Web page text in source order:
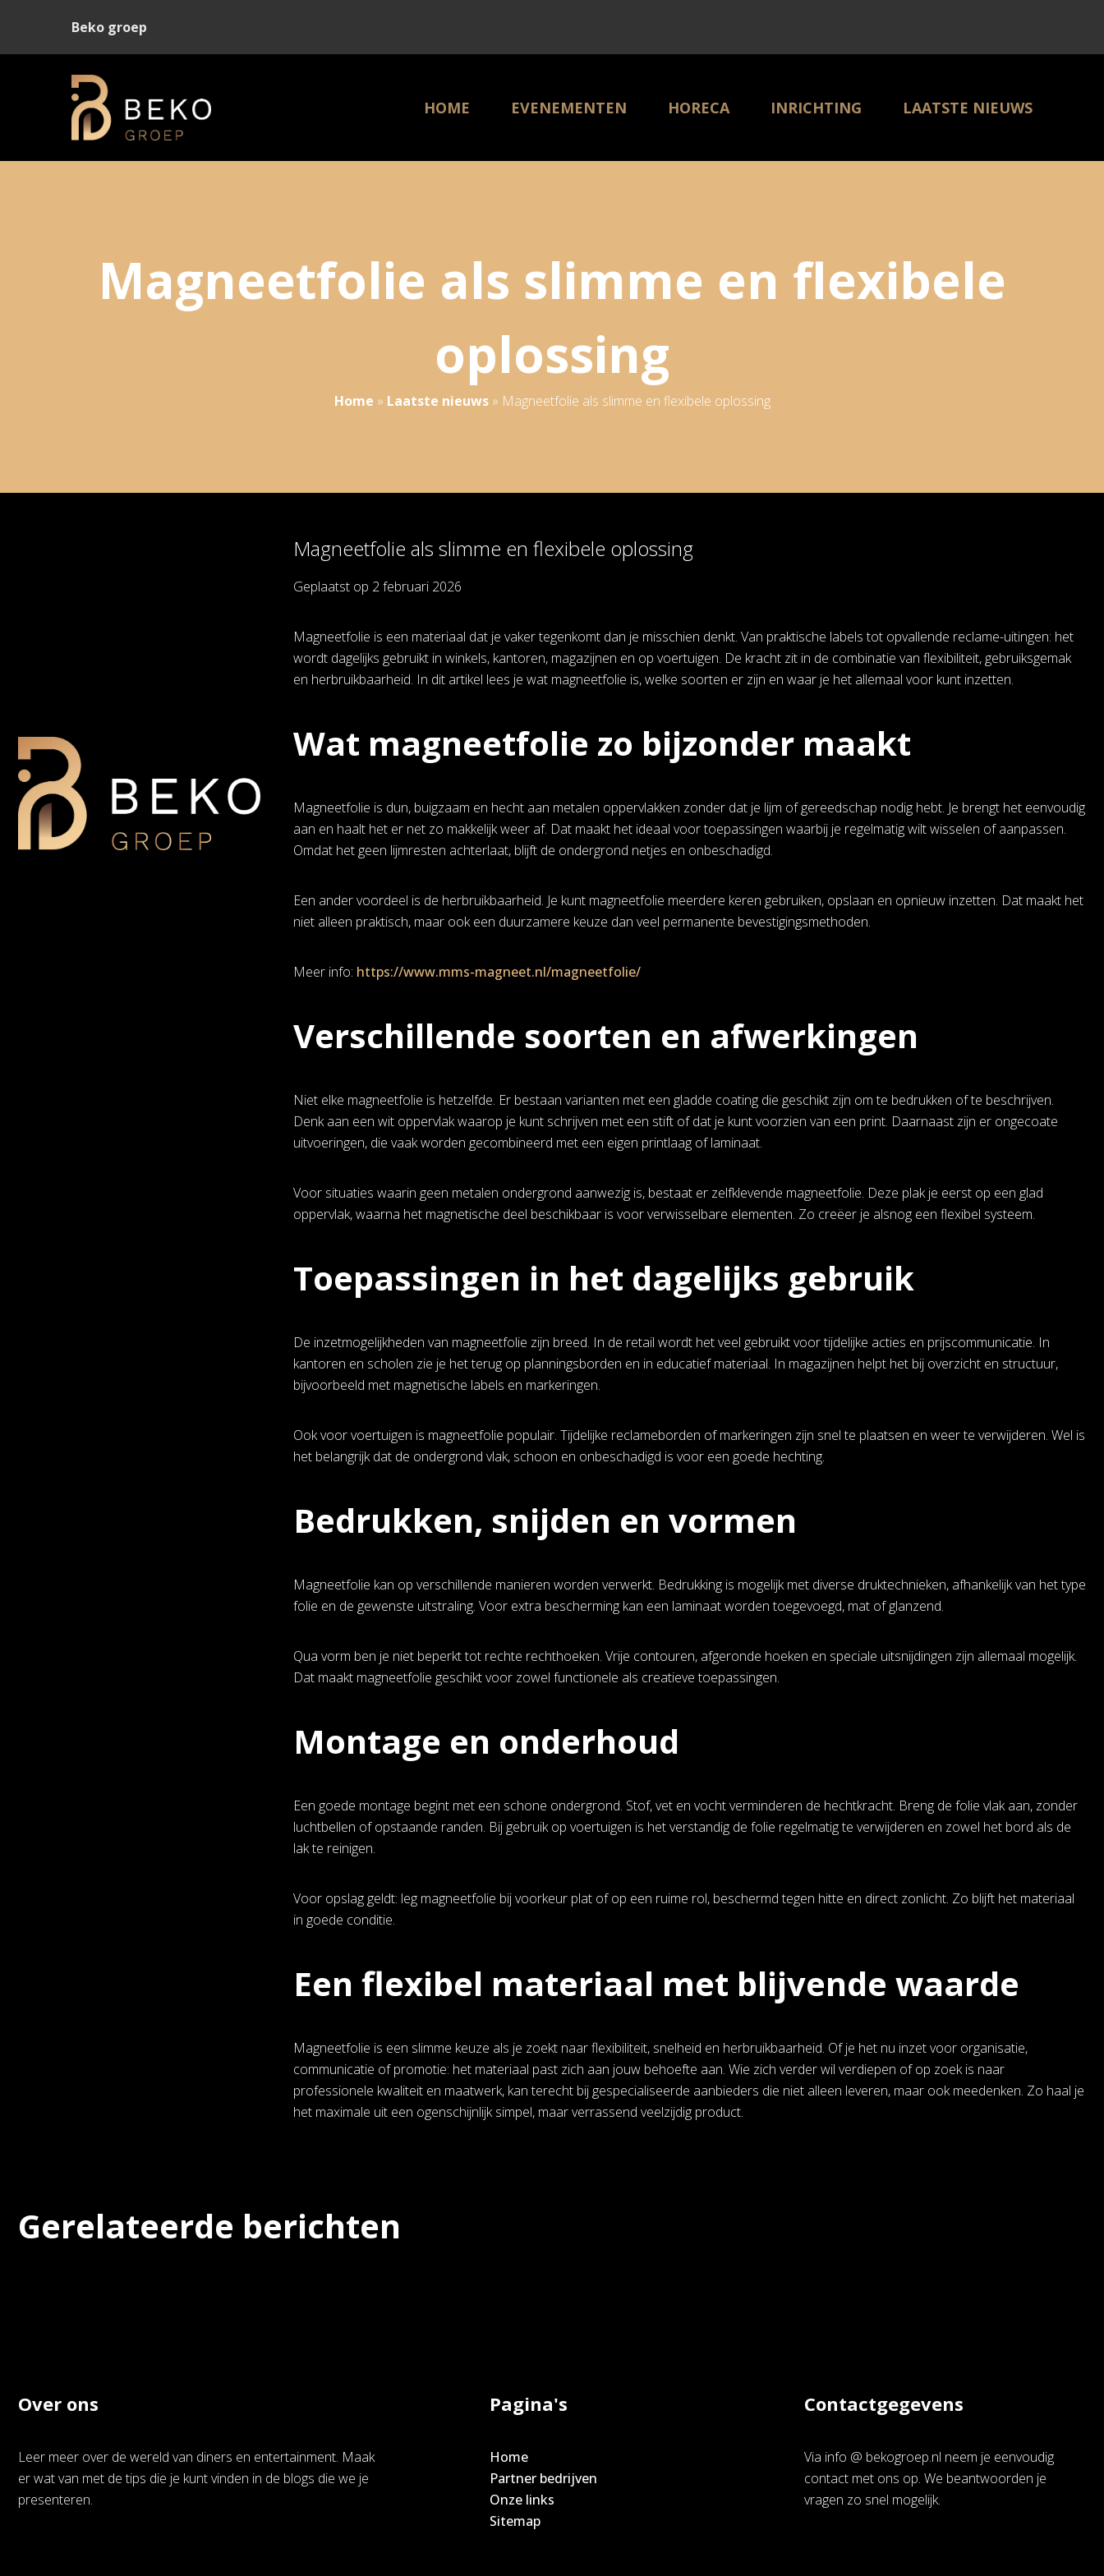
Beko groep
HOME EVENEMENTEN HORECA INRICHTING LAATSTE NIEUWS
Magneetfolie als slimme en flexibele
oplossing
Home » Laatste nieuws» Magneetfolie als slimme en flexibele oplossing
Magneetfolie als slimme en flexibele oplossing
Geplaatst op 2 februari 2026
Magneetfolie is een materiaal dat je vaker tegenkomt dan je misschien denkt. Van praktische labels tot opvallende reclame-uitingen: het
wordt dagelijks gebruikt in winkels, kantoren, magazijnen en op voertuigen. De kracht zit in de combinatie van flexibiliteit, gebruiksgemak
en herbruikbaarheid. In dit artikel lees je wat magneetfolie is, welke soorten er zijn en waar je het allemaal voor kunt inzetten.
Wat magneetfolie zo bijzonder maakt
Magneetfolie is dun, buigzaam en hecht aan metalen oppervlakken zonder dat je lijm of gereedschap nodig hebt. Je brengt het eenvoudig
aan en haalt het er net zo makkelijk weer af. Dat maakt het ideaal voor toepassingen waarbij je regelmatig wilt wisselen of aanpassen.
Omdat het geen lijmresten achterlaat, blijft de ondergrond netjes en onbeschadigd.
Een ander voordeel is de herbruikbaarheid. Je kunt magneetfolie meerdere keren gebruiken, opslaan en opnieuw inzetten. Dat maakt het
niet alleen praktisch, maar ook een duurzamere keuze dan veel permanente bevestigingsmethoden.
Meer info: https://www.mms-magneet.nl/magneetfolie/
Verschillende soorten en afwerkingen
Niet elke magneetfolie is hetzelfde. Er bestaan varianten met een gladde coating die geschikt zijn om te bedrukken of te beschrijven.
Denk aan een wit oppervlak waarop je kunt schrijven met een stift of dat je kunt voorzien van een print. Daarnaast zijn er ongecoate
uitvoeringen, die vaak worden gecombineerd met een eigen printlaag of laminaat.
Voor situaties waarin geen metalen ondergrond aanwezig is, bestaat er zelfklevende magneetfolie. Deze plak je eerst op een glad
oppervlak, waarna het magnetische deel beschikbaar is voor verwisselbare elementen. Zo creëer je alsnog een flexibel systeem.
Toepassingen in het dagelijks gebruik
De inzetmogelijkheden van magneetfolie zijn breed. In de retail wordt het veel gebruikt voor tijdelijke acties en prijscommunicatie. In
kantoren en scholen zie je het terug op planningsborden en in educatief materiaal. In magazijnen helpt het bij overzicht en structuur,
bijvoorbeeld met magnetische labels en markeringen.
Ook voor voertuigen is magneetfolie populair. Tijdelijke reclameborden of markeringen zijn snel te plaatsen en weer te verwijderen. Wel is
het belangrijk dat de ondergrond vlak, schoon en onbeschadigd is voor een goede hechting.
Bedrukken, snijden en vormen
Magneetfolie kan op verschillende manieren worden verwerkt. Bedrukking is mogelijk met diverse druktechnieken, afhankelijk van het type
folie en de gewenste uitstraling. Voor extra bescherming kan een laminaat worden toegevoegd, mat of glanzend.
Qua vorm ben je niet beperkt tot rechte rechthoeken. Vrije contouren, afgeronde hoeken en speciale uitsnijdingen zijn allemaal mogelijk.
Dat maakt magneetfolie geschikt voor zowel functionele als creatieve toepassingen.
Montage en onderhoud
Een goede montage begint met een schone ondergrond. Stof, vet en vocht verminderen de hechtkracht. Breng de folie vlak aan, zonder
luchtbellen of opstaande randen. Bij gebruik op voertuigen is het verstandig de folie regelmatig te verwijderen en zowel het bord als de
lak te reinigen.
Voor opslag geldt: leg magneetfolie bij voorkeur plat of op een ruime rol, beschermd tegen hitte en direct zonlicht. Zo blijft het materiaal
in goede conditie.
Een flexibel materiaal met blijvende waarde
Magneetfolie is een slimme keuze als je zoekt naar flexibiliteit, snelheid en herbruikbaarheid. Of je het nu inzet voor organisatie,
communicatie of promotie: het materiaal past zich aan jouw behoefte aan. Wie zich verder wil verdiepen of op zoek is naar
professionele kwaliteit en maatwerk, kan terecht bij gespecialiseerde aanbieders die niet alleen leveren, maar ook meedenken. Zo haal je
het maximale uit een ogenschijnlijk simpel, maar verrassend veelzijdig product.
Gerelateerde berichten
Over ons
Leer meer over de wereld van diners en entertainment. Maak
er wat van met de tips die je kunt vinden in de blogs die we je
presenteren.
Pagina's
Home
Partner bedrijven
Onze links
Sitemap
Contactgegevens
Via info @ bekogroep.nl neem je eenvoudig
contact met ons op. We beantwoorden je
vragen zo snel mogelijk.